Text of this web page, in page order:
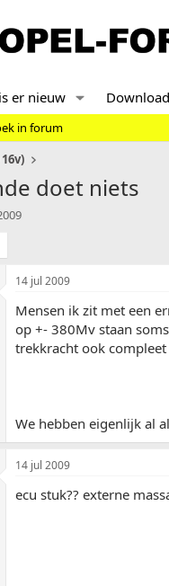
er nieuw
in forum
doet niets
14 jul 2009
Mensen ik zit met een
op +- 380Mv staan
trekkracht ook
We hebben eigenlijk al
14 jul 2009
ecu stuk?? externe